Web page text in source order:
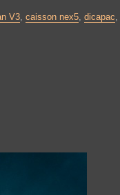
V3, caisson nex5, dicapac,